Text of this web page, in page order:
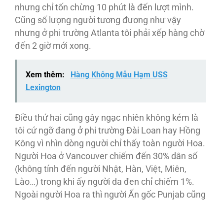
nhưng chỉ tốn chừng 10 phút là đến lượt mình.
Cũng số lượng người tương đương như vậy
nhưng ở phi trường Atlanta tôi phải xếp hàng chờ
đến 2 giờ mới xong.
Xem thêm:
Hàng Không Mẫu Hạm USS
Lexington
Điều thứ hai cũng gây ngạc nhiên không kém là
tôi cứ ngỡ đang ở phi trường Đài Loan hay Hồng
Kông vì nhìn dòng người chỉ thấy toàn người Hoa.
Người Hoa ở Vancouver chiếm đến 30% dân số
(không tính đến người Nhật, Hàn, Việt, Miên,
Lào…) trong khi ấy người da đen chỉ chiếm 1%.
Ngoài người Hoa ra thì người Ấn gốc Punjab cũng